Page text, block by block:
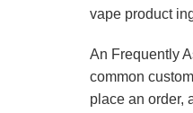
vape product
An Frequently
common
place an order,